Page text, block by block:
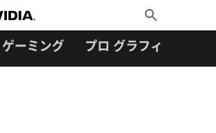
Toggle
Search
ゲーミング プロ グラフィックス